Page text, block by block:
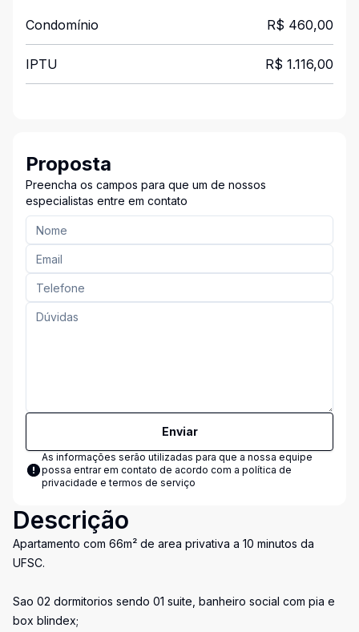
Condomínio R$ 460,00
IPTU R$ 1.116,00
Proposta
Preencha os campos para que um de nossos
especialistas entre em contato
Enviar
As informações serão utilizadas para que a nossa equipe
possa entrar em contato de acordo com a política de
privacidade e termos de serviço
Descrição
Apartamento com 66m² de area privativa a 10 minutos da
UFSC.
Sao 02 dormitorios sendo 01 suite, banheiro social com pia e
box blindex;